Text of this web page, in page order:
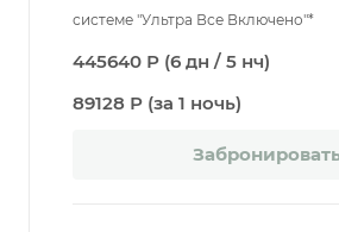
системе "Ультра Все Включено"*
445640 Р (6 дн / 5 нч)
89128 Р (за 1 ночь)